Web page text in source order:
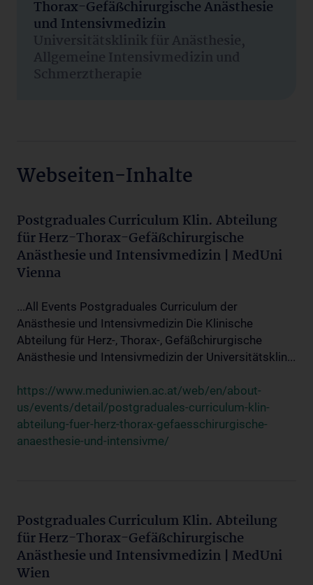
Thorax-Gefäßchirurgische Anästhesie
und Intensivmedizin
Universitätsklinik für Anästhesie,
Allgemeine Intensivmedizin und
Schmerztherapie
Webseiten-Inhalte
Postgraduales Curriculum Klin. Abteilung
für Herz-Thorax-Gefäßchirurgische
Anästhesie und Intensivmedizin | MedUni
Vienna
...All Events Postgraduales Curriculum der
Anästhesie und Intensivmedizin Die Klinische
Abteilung für Herz-, Thorax-, Gefäßchirurgische
Anästhesie und Intensivmedizin der Universitätsklin...
https://www.meduniwien.ac.at/web/en/about-
us/events/detail/postgraduales-curriculum-klin-
abteilung-fuer-herz-thorax-gefaesschirurgische-
anaesthesie-und-intensivme/
Postgraduales Curriculum Klin. Abteilung
für Herz-Thorax-Gefäßchirurgische
Anästhesie und Intensivmedizin | MedUni
Wien